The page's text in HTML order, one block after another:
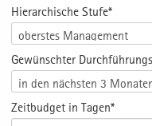
Hierarchische Stufe*
Gewünschter
Zeitbudget in Tagen*